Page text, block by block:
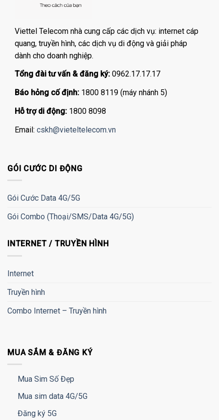
Viettel Telecom nhà cung cấp các dịch vụ: internet cáp
quang, truyền hình, các dịch vụ di động và giải pháp
dành cho doanh nghiệp.
Tổng đài tư vấn & đăng ký: 0962.17.17.17
Báo hỏng cố định: 1800 8119 (máy nhánh 5)
Hỗ trợ di động: 1800 8098
Email: cskh@vieteltelecom.vn
GÓI CƯỚC DI ĐỘNG
Gói Cước Data 4G/5G
Gói Combo (Thoại/SMS/Data 4G/5G)
INTERNET / TRUYỀN HÌNH
Internet
Truyền hình
Combo Internet – Truyền hình
MUA SẮM & ĐĂNG KÝ
Mua Sim Số Đẹp
Mua sim data 4G/5G
Đăng ký 5G